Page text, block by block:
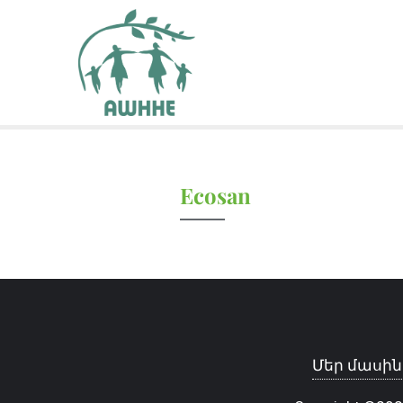
Ecosan
Մեր մասին